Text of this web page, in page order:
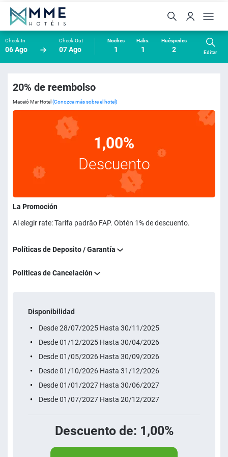
Check-In
06 Ago
Check-Out
07 Ago
Noches
1
Habs.
1
Huéspedes
2 Editar
20% de reembolso
Maceió Mar Hotel (Conozca más sobre el hotel)
1,00%
Descuento
La Promoción
Al elegir rate: Tarifa padrão FAP. Obtén 1% de descuento.
Políticas de Deposito / Garantía
Políticas de Cancelación
Disponibilidad
Desde 28/07/2025 Hasta 30/11/2025
Desde 01/12/2025 Hasta 30/04/2026
Desde 01/05/2026 Hasta 30/09/2026
Desde 01/10/2026 Hasta 31/12/2026
Desde 01/01/2027 Hasta 30/06/2027
Desde 01/07/2027 Hasta 20/12/2027
Descuento de: 1,00%